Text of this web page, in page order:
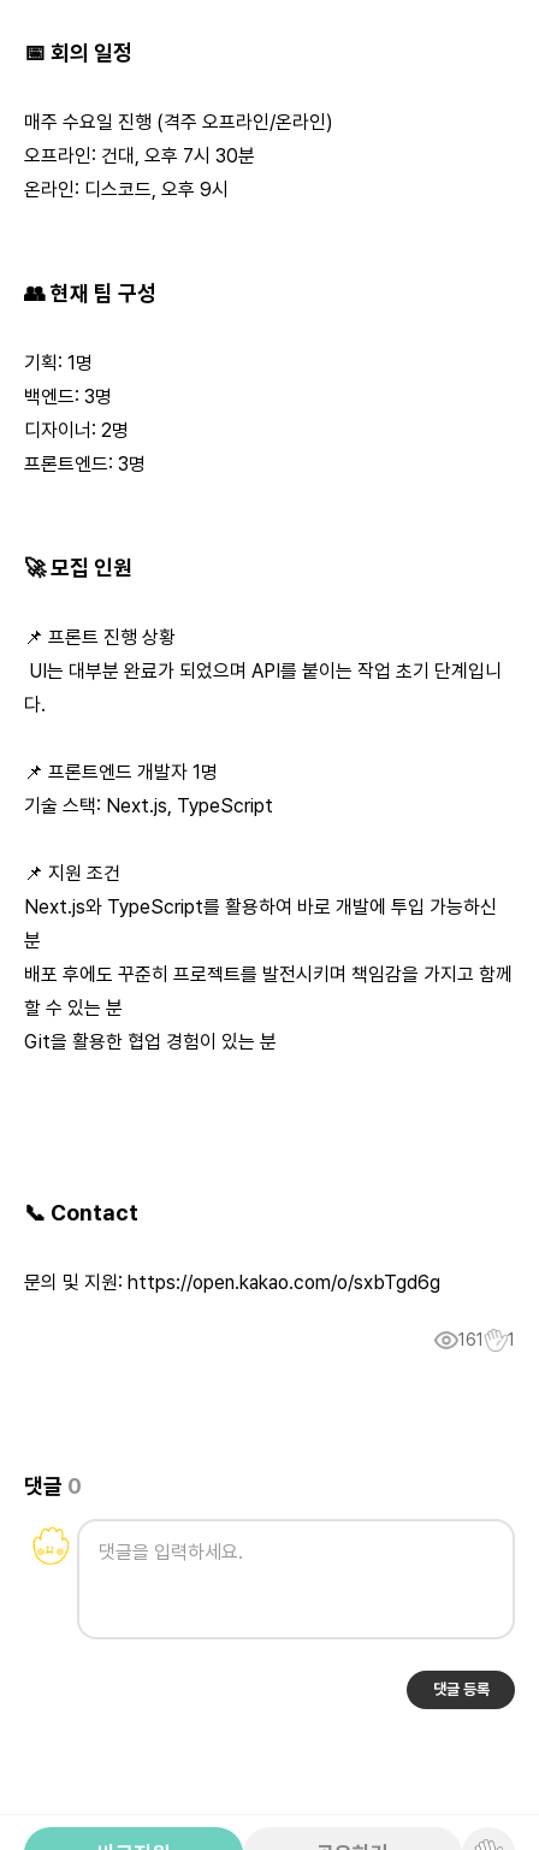
📅 회의 일정
매주 수요일 진행 (격주 오프라인/온라인)
오프라인: 건대, 오후 7시 30분
온라인: 디스코드, 오후 9시
👥 현재 팀 구성
기획: 1명
백엔드: 3명
디자이너: 2명
프론트엔드: 3명
🚀 모집 인원
📌 프론트 진행 상황
UI는 대부분 완료가 되었으며 API를 붙이는 작업 초기 단계입니
다.
📌 프론트엔드 개발자 1명
기술 스택: Next.js, TypeScript
📌 지원 조건
Next.js와 TypeScript를 활용하여 바로 개발에 투입 가능하신
분
배포 후에도 꾸준히 프로젝트를 발전시키며 책임감을 가지고 함께
할 수 있는 분
Git을 활용한 협업 경험이 있는 분
📞 Contact
문의 및 지원: https://open.kakao.com/o/sxbTgd6g
161 1
댓글 0
댓글 등록